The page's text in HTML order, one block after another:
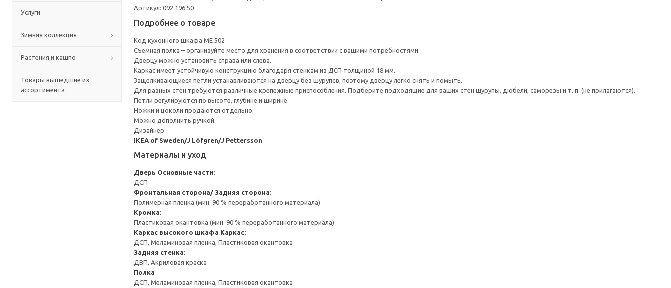
Услуги
Зимняя коллекция
Растения и кашпо
Товары вышедшие из
ассортимента
Артикул: 092.196.50
Подробнее о товаре
Код кухонного шкафа ME 502
Съемная полка – организуйте место для хранения в соответствии с вашими потребностями.
Дверцу можно установить справа или слева.
Каркас имеет устойчивую конструкцию благодаря стенкам из ДСП толщиной 18 мм.
Защелкивающиеся петли устанавливаются на дверцу без шурупов, поэтому дверцу легко снять и помыть.
Для разных стен требуются различные крепежные приспособления. Подберите подходящие для ваших стен шурупы, дюбели, саморезы и т. п. (не прилагаются).
Петли регулируются по высоте, глубине и ширине.
Ножки и цоколи продаются отдельно.
Можно дополнить ручкой.
Дизайнер:
IKEA of Sweden/J Löfgren/J Pettersson
Материалы и уход
Дверь Основные части:
ДСП
Фронтальная сторона/ Задняя сторона:
Полимерная пленка (мин. 90 % переработанного материала)
Кромка:
Пластиковая окантовка (мин. 90 % переработанного материала)
Каркас высокого шкафа Каркас:
ДСП, Меламиновая пленка, Пластиковая окантовка
Задняя стенка:
ДВП, Акриловая краска
Полка
ДСП, Меламиновая пленка, Пластиковая окантовка